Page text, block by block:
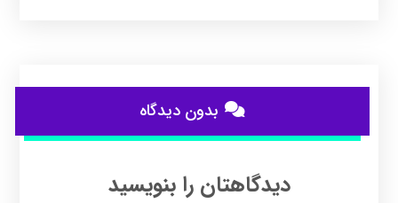
بدون دیدگاه
دیدگاهتان را بنویسید